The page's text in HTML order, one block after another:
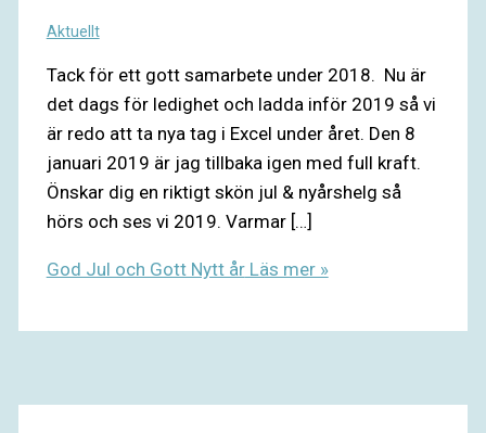
Aktuellt
Tack för ett gott samarbete under 2018. Nu är
det dags för ledighet och ladda inför 2019 så vi
är redo att ta nya tag i Excel under året. Den 8
januari 2019 är jag tillbaka igen med full kraft.
Önskar dig en riktigt skön jul & nyårshelg så
hörs och ses vi 2019. Varmar […]
God Jul och Gott Nytt årLäs mer »